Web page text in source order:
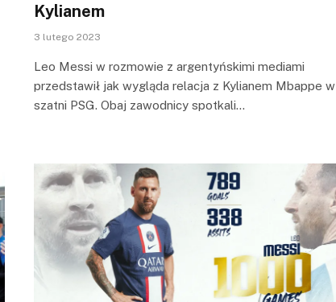
Kylianem
3 lutego 2023
Leo Messi w rozmowie z argentyńskimi mediami
przedstawił jak wygląda relacja z Kylianem Mbappe w
szatni PSG. Obaj zawodnicy spotkali…